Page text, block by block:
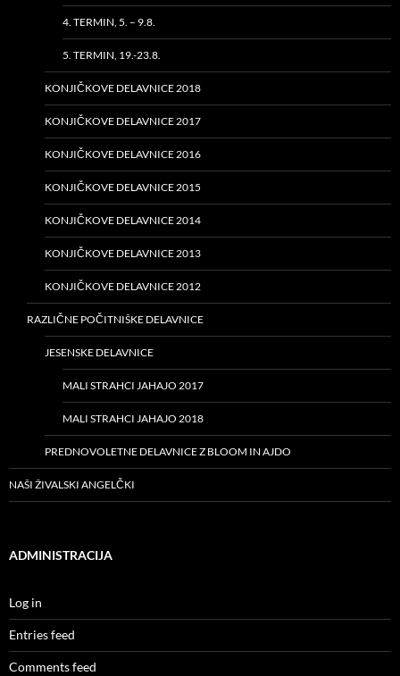
4. TERMIN, 5. – 9.8.
5. TERMIN, 19.-23.8.
KONJIČKOVE DELAVNICE 2018
KONJIČKOVE DELAVNICE 2017
KONJIČKOVE DELAVNICE 2016
KONJIČKOVE DELAVNICE 2015
KONJIČKOVE DELAVNICE 2014
KONJIČKOVE DELAVNICE 2013
KONJIČKOVE DELAVNICE 2012
RAZLIČNE POČITNIŠKE DELAVNICE
JESENSKE DELAVNICE
MALI STRAHCI JAHAJO 2017
MALI STRAHCI JAHAJO 2018
PREDNOVOLETNE DELAVNICE Z BLOOM IN AJDO
NAŠI ŽIVALSKI ANGELČKI
ADMINISTRACIJA
Log in
Entries feed
Comments feed